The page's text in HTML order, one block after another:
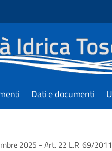
Dati e documenti
2025 - Art. 22 L.R. 69/